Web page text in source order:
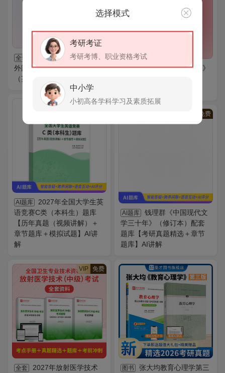
全套
2027年浙江师范大学
外国语学院《357翻译基础
（英语）》考研全套
图书
郑日昌《心理测量学》
VIP 免费
AI题库
2027年全国大学生英
语竞赛C类（本科生）题库
【历年真题（视频讲解）＋
章节题库＋模拟试题】AI讲
解
免费
AI题库
钱理群《中国现代文
学三十年》（修订本）配套
题库【考研真题精选＋章节
题库】AI讲解
VIP 免费
全套
2027年放射医学技术
图书
张大均教育心理学第三
选择模式
考研考证
考研考博、职业资格考试
中小学
小初高各学科学习及素质拓展